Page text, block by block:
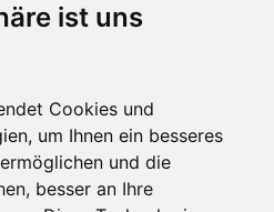
ist uns
Cookies und
um Ihnen ein besseres
und die
besser an Ihre
LAGER